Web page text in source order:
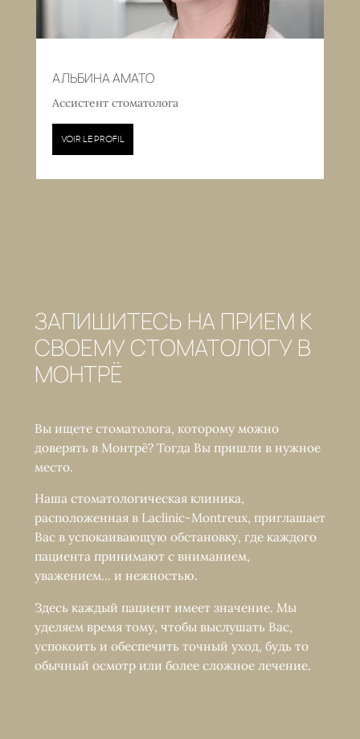
АЛЬБИНА АМАТО
Ассистент стоматолога
VOIR LE PROFIL
ЗАПИШИТЕСЬ НА ПРИЕМ К
СВОЕМУ СТОМАТОЛОГУ В
МОНТРЁ
Вы ищете стоматолога, которому можно
доверять в Монтрё? Тогда Вы пришли в нужное
место.
Наша стоматологическая клиника,
расположенная в Laclinic-Montreux, приглашает
Вас в успокаивающую обстановку, где каждого
пациента принимают с вниманием,
уважением... и нежностью.
Здесь каждый пациент имеет значение. Мы
уделяем время тому, чтобы выслушать Вас,
успокоить и обеспечить точный уход, будь то
обычный осмотр или более сложное лечение.